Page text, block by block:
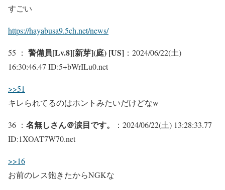
すごい
https://hayabusa9.5ch.net/news/
55 ： 警備員[Lv.8][新芽](庭) [US] ：2024/06/22(土)
16:30:46.47 ID:5+bWrILu0.net
>>51
キレられてるのはホントみたいだけどなw
36 ： 名無しさん＠涙目です。
：2024/06/22(土) 13:28:33.77
ID:1XOAT7W70.net
>>16
お前のレス飽きたからNGKな